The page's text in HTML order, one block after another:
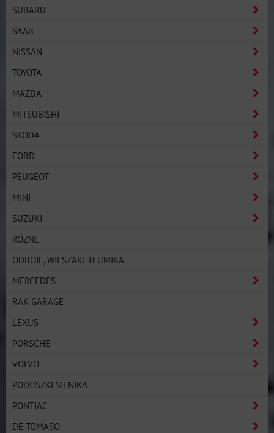
SUBARU
SAAB
NISSAN
TOYOTA
MAZDA
MITSUBISHI
SKODA
FORD
PEUGEOT
MINI
SUZUKI
RÓŻNE
ODBOJE, WIESZAKI TŁUMIKA
MERCEDES
RAK GARAGE
LEXUS
PORSCHE
VOLVO
PODUSZKI SILNIKA
PONTIAC
DE TOMASO